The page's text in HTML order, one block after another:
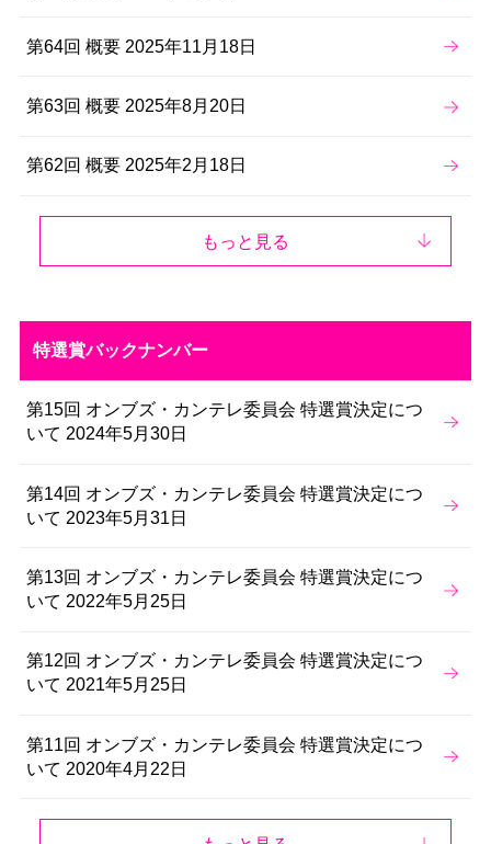
第64回 概要 2025年11月18日
第63回 概要 2025年8月20日
第62回 概要 2025年2月18日
もっと見る
特選賞バックナンバー
第15回 オンブズ・カンテレ委員会 特選賞決定につ
いて 2024年5月30日
第14回 オンブズ・カンテレ委員会 特選賞決定につ
いて 2023年5月31日
第13回 オンブズ・カンテレ委員会 特選賞決定につ
いて 2022年5月25日
第12回 オンブズ・カンテレ委員会 特選賞決定につ
いて 2021年5月25日
第11回 オンブズ・カンテレ委員会 特選賞決定につ
いて 2020年4月22日